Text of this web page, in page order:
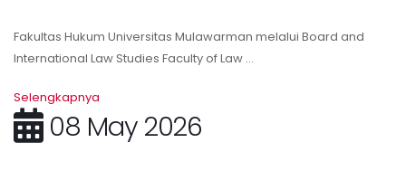
Fakultas Hukum Universitas Mulawarman melalui Board and
International Law Studies Faculty of Law ...
Selengkapnya
08 May 2026